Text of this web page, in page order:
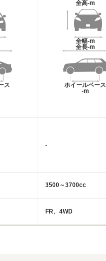
ス
全高-m
全幅-m
全長-m
ホイールベース
-m
-
3500～3700cc
FR、4WD